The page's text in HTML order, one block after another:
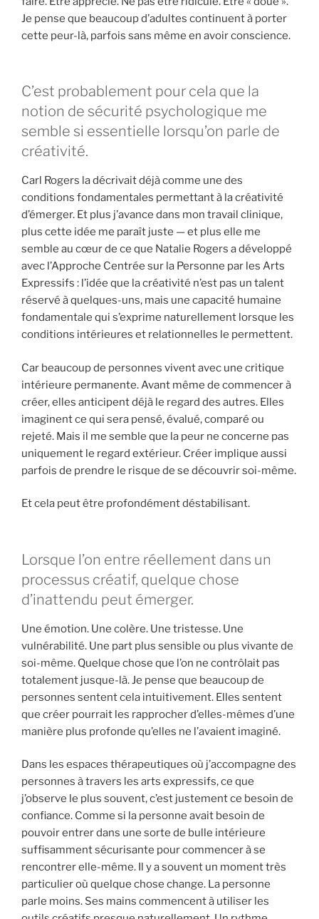
Je pense que beaucoup d’adultes continuent à porter
cette peur-là, parfois sans même en avoir conscience.
C’est probablement pour cela que la
notion de sécurité psychologique me
semble si essentielle lorsqu’on parle de
créativité.
Carl Rogers la décrivait déjà comme une des
conditions fondamentales permettant à la créativité
d’émerger. Et plus j’avance dans mon travail clinique,
plus cette idée me paraît juste — et plus elle me
semble au cœur de ce que Natalie Rogers a développé
avec l’Approche Centrée sur la Personne par les Arts
Expressifs : l’idée que la créativité n’est pas un talent
réservé à quelques-uns, mais une capacité humaine
fondamentale qui s’exprime naturellement lorsque les
conditions intérieures et relationnelles le permettent.
Car beaucoup de personnes vivent avec une critique
intérieure permanente. Avant même de commencer à
créer, elles anticipent déjà le regard des autres. Elles
imaginent ce qui sera pensé, évalué, comparé ou
rejeté. Mais il me semble que la peur ne concerne pas
uniquement le regard extérieur. Créer implique aussi
parfois de prendre le risque de se découvrir soi-même.
Et cela peut être profondément déstabilisant.
Lorsque l’on entre réellement dans un
processus créatif, quelque chose
d’inattendu peut émerger.
Une émotion. Une colère. Une tristesse. Une
vulnérabilité. Une part plus sensible ou plus vivante de
soi-même. Quelque chose que l’on ne contrôlait pas
totalement jusque-là. Je pense que beaucoup de
personnes sentent cela intuitivement. Elles sentent
que créer pourrait les rapprocher d’elles-mêmes d’une
manière plus profonde qu’elles ne l’avaient imaginé.
Dans les espaces thérapeutiques où j’accompagne des
personnes à travers les arts expressifs, ce que
j’observe le plus souvent, c’est justement ce besoin de
confiance. Comme si la personne avait besoin de
pouvoir entrer dans une sorte de bulle intérieure
suffisamment sécurisante pour commencer à se
rencontrer elle-même. Il y a souvent un moment très
particulier où quelque chose change. La personne
parle moins. Ses mains commencent à utiliser les